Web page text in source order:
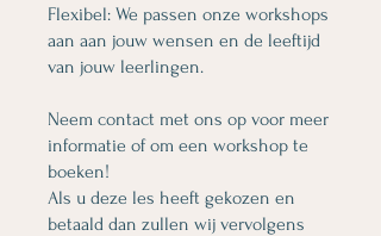
Flexibel: We passen onze workshops
aan aan jouw wensen en de leeftijd
van jouw leerlingen.
Neem contact met ons op voor meer
informatie of om een workshop te
boeken!
Als u deze les heeft gekozen en
betaald dan zullen wij vervolgens